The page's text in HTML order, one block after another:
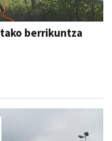
berrikuntza